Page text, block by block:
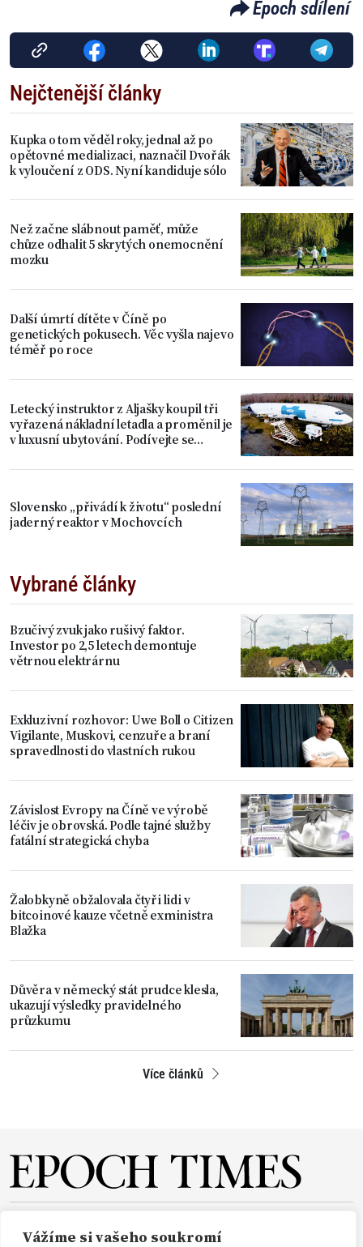
Vážíme si vašeho soukromí
Epoch sdílení
Nejčtenější články
Kupka o tom věděl roky, jednal až po
opětovné medializaci, naznačil Dvořák
k vyloučení z ODS. Nyní kandiduje sólo
Než začne slábnout paměť, může
chůze odhalit 5 skrytých onemocnění
mozku
Další úmrtí dítěte v Číně po
genetických pokusech. Věc vyšla najevo
téměř po roce
Letecký instruktor z Aljašky koupil tři
vyřazená nákladní letadla a proměnil je
v luxusní ubytování. Podívejte se
Slovensko „přivádí k životu“ poslední
jaderný reaktor v Mochovcích
Vybrané články
Bzučivý zvuk jako rušivý faktor.
Investor po 2,5 letech demontuje
větrnou elektrárnu
Exkluzivní rozhovor: Uwe Boll o Citizen
Vigilante, Muskovi, cenzuře a braní
spravedlnosti do vlastních rukou
Závislost Evropy na Číně ve výrobě
léčiv je obrovská. Podle tajné služby
fatální strategická chyba
Žalobkyně obžalovala čtyři lidi v
bitcoinové kauze včetně exministra
Blažka
Důvěra v německý stát prudce klesla,
ukazují výsledky pravidelného
průzkumu
Více článků